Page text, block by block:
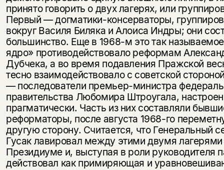
принято говорить о двух лагерях, или
Первый — догматики-консерваторы,
вокруг Василя Биляка и Алоиса Индры; они
большинство. Еще в 1968-м это так
ядро» противодействовало реформам
Дубчека, а во время подавления Пражской
тесно взаимодействовало с советской
— последователи премьер-министра
правительства Любомира Штроугала,
прагматически. Часть из них составляли
реформаторы, после августа 1968-го
другую сторону. Считается, что Генеральный
Гусак лавировал между этими двумя лагерями
Президиуме и, выступая в роли руководителя
действовал как примиряющая и